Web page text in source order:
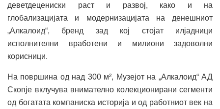
деветдецениски раст и развој, како и на
глобализацијата и модернизацијата на денешниот
„Алкалоид“, бренд зад кој стојат илјадници
исполнителни вработени и милиони задоволни
корисници.
На површина од над 300 м², Музејот на „Алкалоид“ АД
Скопје вклучува внимателно колекционирани сегменти
од богатата компаниска историја и од работниот век на